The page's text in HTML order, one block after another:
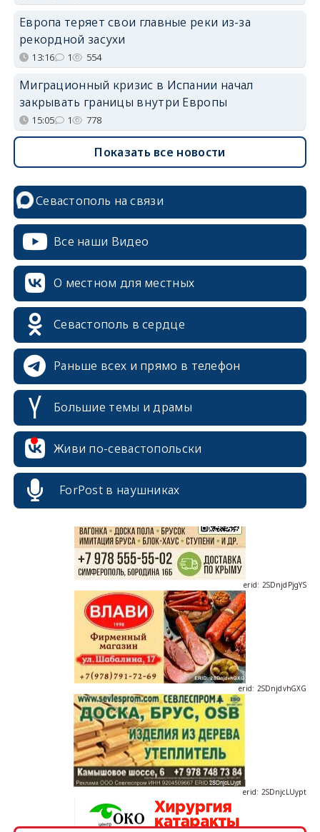
Европа теряет свои главные реки из-за
рекордной засухи
13:16 1 554
Миграционный кризис в Испании начал
закрывать границы внутри Европы
15:05 1 778
Показать все новости
Севастополь на связи
Все наши Видео
О местном для местных
Севастополь в сердце
Раньше всех и прямо в телефон
Большие темы и драмы
Живи по-севастопольски
ForPost в наушниках
erid: 2SDnjdPjgYS
erid: 2SDnjdvhGXG